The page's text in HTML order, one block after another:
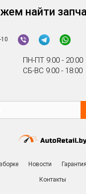
найти
ПН-ПТ 9:00 - 20:00
СБ-ВС 9:00 - 18:00
Новости Гарантия
Контакты